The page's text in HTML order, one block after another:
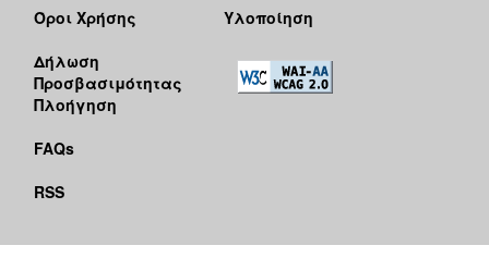
Όροι Χρήσης
Δήλωση
Προσβασιμότητας
Πλοήγηση
FAQs
RSS
Υλοποίηση